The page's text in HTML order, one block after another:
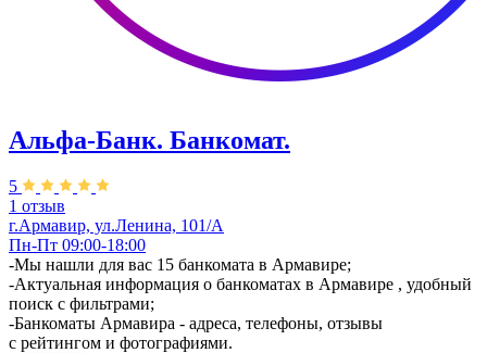
Альфа-Банк. Банкомат.
5
1 отзыв
г.Армавир, ул.Ленина, 101/А
Пн-Пт 09:00-18:00
-Мы нашли для вас 15 банкомата в Армавире;
-Актуальная информация о банкоматах в Армавире , удобный
поиск с фильтрами;
-Банкоматы Армавира - адреса, телефоны, отзывы
с рейтингом и фотографиями.